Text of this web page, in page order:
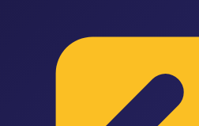
ÖzelliklerEntegrasyonlar